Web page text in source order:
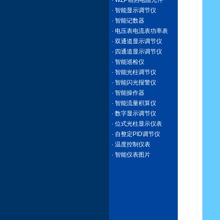
· 智能显示调节仪
· 智能记数器
· 电压表电流表功率表
· 双通道显示调节仪
· 四通道显示调节仪
· 智能巡检仪
· 智能光柱调节仪
· 智能闪光报警仪
· 智能操作器
· 智能流量积算仪
· 数字显示调节仪
· 位式光柱显示仪表
· 自整定PID调节仪
· 温度控制仪表
· 智能仪表图片